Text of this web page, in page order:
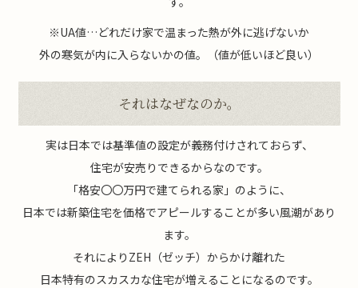
※UA値…どれだけ家で温まった熱が外に逃げないか
外の寒気が内に入らないかの値。（値が低いほど良い）
それはなぜなのか。
実は日本では基準値の設定が義務付けされておらず、
住宅が安売りできるからなのです。
「格安〇〇万円で建てられる家」のように、
日本では新築住宅を価格でアピールすることが多い風潮があり
ます。
それによりZEH（ゼッチ）からかけ離れた
日本特有のスカスカな住宅が増えることになるのです。